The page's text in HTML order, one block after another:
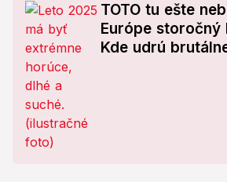
TOTO tu ešte
Európe storočný
Kde udrú